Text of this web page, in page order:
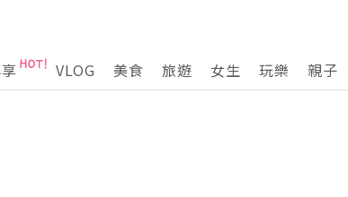
VLOG 美食 旅遊 女生 玩樂 親子